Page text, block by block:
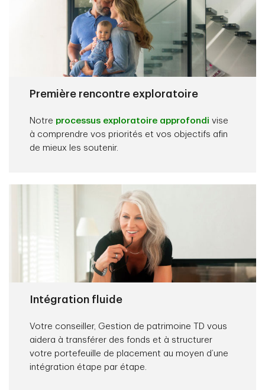
Première rencontre exploratoire
Notre processus exploratoire approfondi vise
à comprendre vos priorités et vos objectifs afin
de mieux les soutenir.
Intégration fluide
Votre conseiller, Gestion de patrimoine TD vous
aidera à transférer des fonds et à structurer
votre portefeuille de placement au moyen d’une
intégration étape par étape.